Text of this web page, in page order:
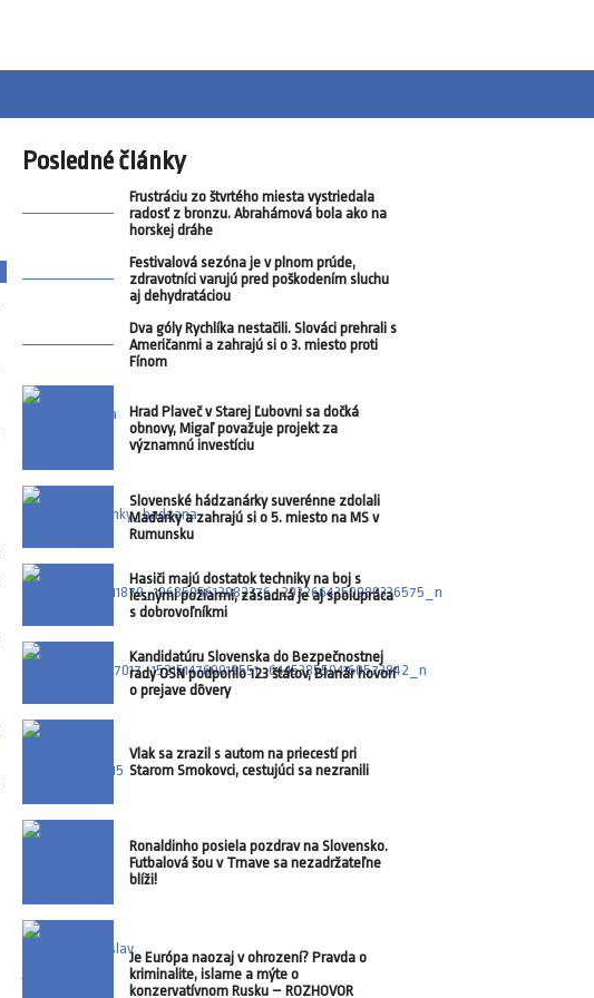
Posledné články
Frustráciu zo štvrtého miesta vystriedala
radosť z bronzu. Abrahámová bola ako na
horskej dráhe
Festivalová sezóna je v plnom prúde,
zdravotníci varujú pred poškodením sluchu
aj dehydratáciou
Dva góly Rychlíka nestačili. Slováci prehrali s
Američanmi a zahrajú si o 3. miesto proti
Fínom
Hrad Plaveč v Starej Ľubovni sa dočká
obnovy, Migaľ považuje projekt za
významnú investíciu
Slovenské hádzanárky suverénne zdolali
Maďarky a zahrajú si o 5. miesto na MS v
Rumunsku
Hasiči majú dostatok techniky na boj s
lesnými požiarmi, zásadná je aj spolupráca
s dobrovoľníkmi
Kandidatúru Slovenska do Bezpečnostnej
rady OSN podporilo 123 štátov, Blanár hovorí
o prejave dôvery
Vlak sa zrazil s autom na priecestí pri
Starom Smokovci, cestujúci sa nezranili
Ronaldinho posiela pozdrav na Slovensko.
Futbalová šou v Trnave sa nezadržateľne
blíži!
Je Európa naozaj v ohrození? Pravda o
kriminalite, islame a mýte o
konzervatívnom Rusku – ROZHOVOR